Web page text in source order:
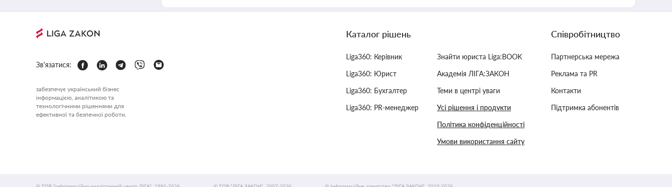
Зв'язатися:
забезпечує український бізнес
інформацією, аналітикою та
технологічними рішеннями для
ефективної та безпечної роботи.
Каталог рішень
Liga360: Керівник
Liga360: Юрист
Liga360: Бухгалтер
Liga360: PR-менеджер
Знайти юриста Liga:BOOK
Академія ЛІГА:ЗАКОН
Теми в центрі уваги
Усі рішення і продукти
Політика конфіденційності
Умови використання сайту
Співробітництво
Партнерська мережа
Реклама та PR
Контакти
Підтримка абонентів